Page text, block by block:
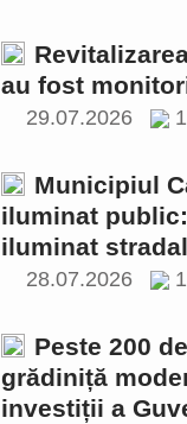
au fost
29.07.2026
Municipiul
iluminat
iluminat
28.07.2026
Peste 200
grădiniță
investiții a